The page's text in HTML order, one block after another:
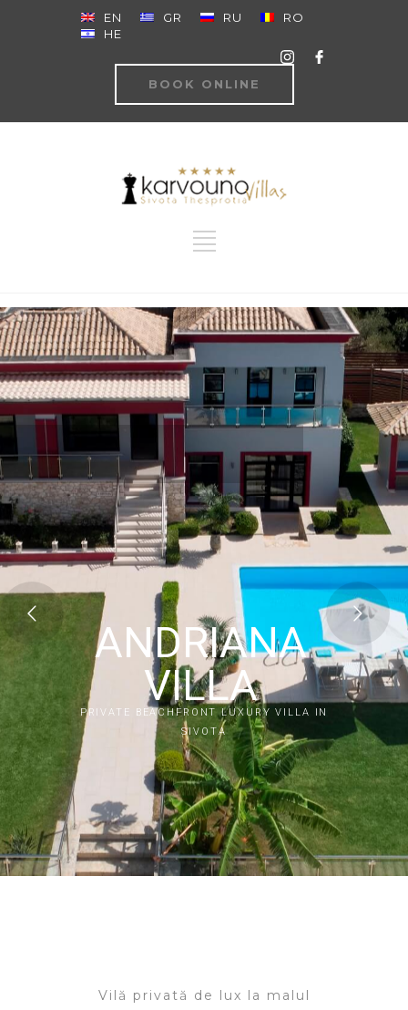
EN GR RU
RO
HE
BOOK ONLINE
ANDRIANA
VILLA
PRIVATE BEACHFRONT LUXURY VILLA IN
SIVOTA
Vilă privată de lux la malul